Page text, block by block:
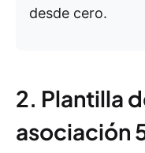
desde cero.
2. Plantilla
asociación